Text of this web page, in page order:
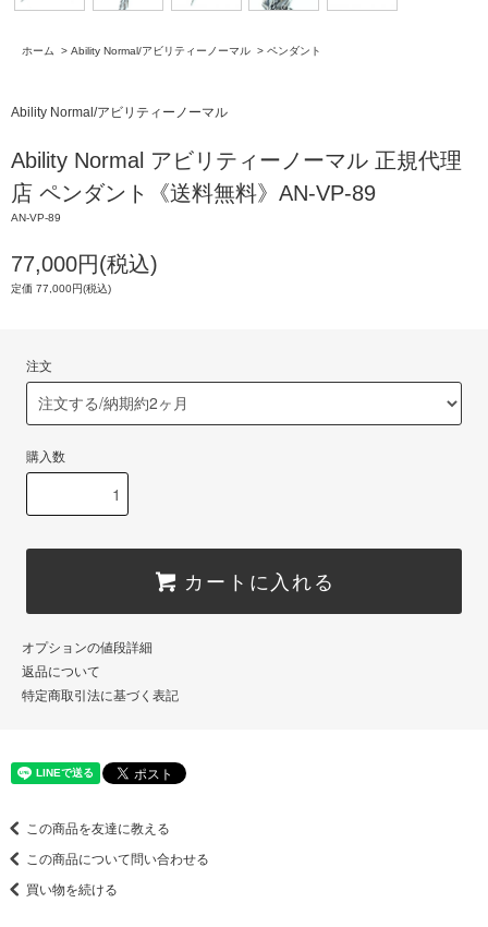
ホーム > Ability Normal/アビリティーノーマル > ペンダント
Ability Normal/アビリティーノーマル
Ability Normal アビリティーノーマル 正規代理
店 ペンダント《送料無料》AN-VP-89
AN-VP-89
77,000円(税込)
定価 77,000円(税込)
注文
購入数
カートに入れる
オプションの値段詳細
返品について
特定商取引法に基づく表記
この商品を友達に教える
この商品について問い合わせる
買い物を続ける